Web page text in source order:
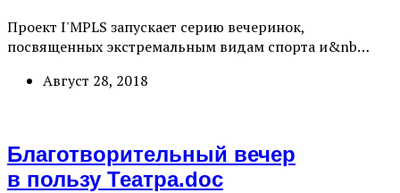
Проект I'MPLS запускает серию вечеринок,
посвященных экстремальным видам спорта и&nb…
Август 28, 2018
Благотворительный вечер
в пользу Театра.doc